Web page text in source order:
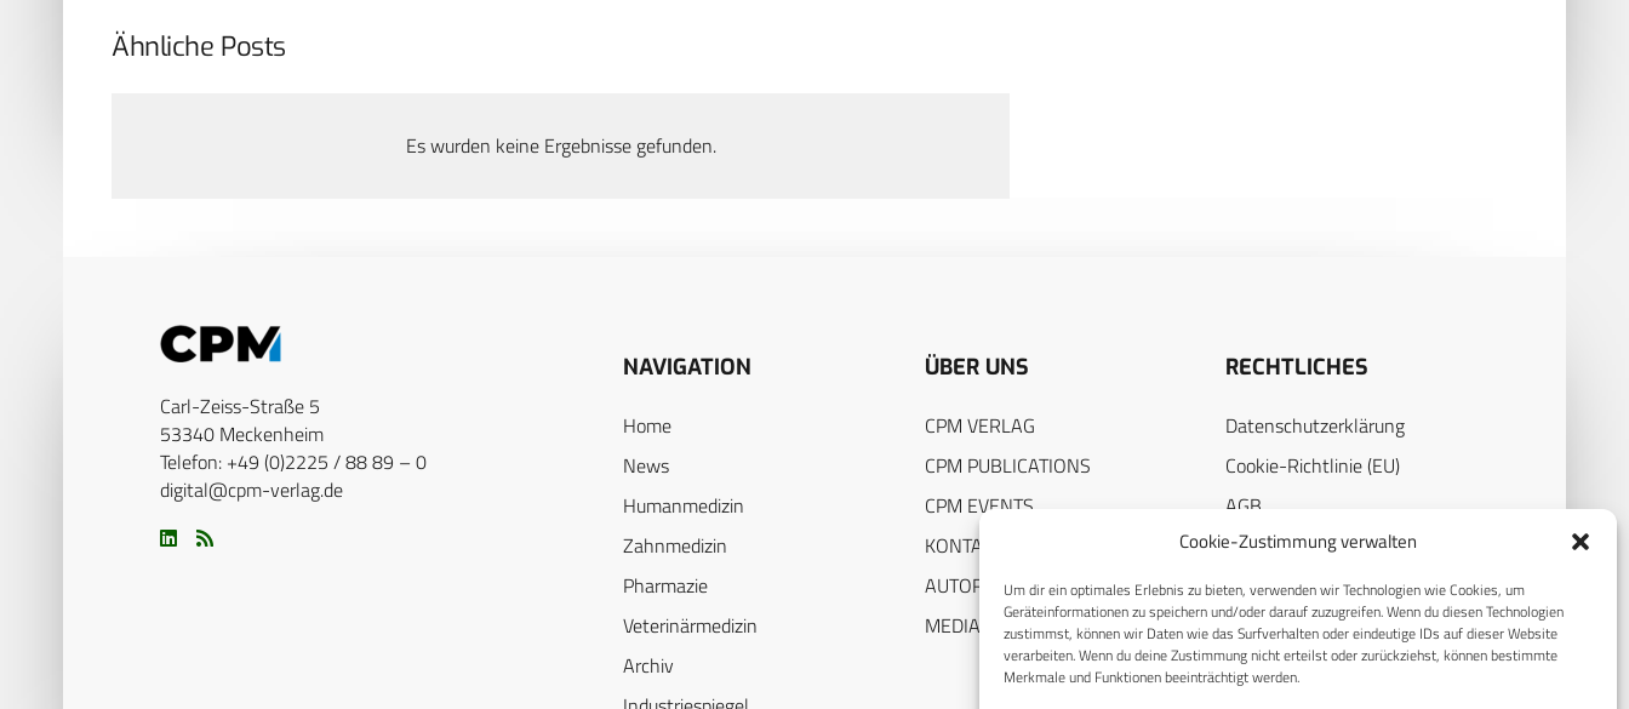
Cookie-Zustimmung verwalten
Um dir ein optimales Erlebnis zu bieten, verwenden wir Technologien wie Cookies, um
Geräteinformationen zu speichern und/oder darauf zuzugreifen. Wenn du diesen Technologien
zustimmst, können wir Daten wie das Surfverhalten oder eindeutige IDs auf dieser Website
verarbeiten. Wenn du deine Zustimmung nicht erteilst oder zurückziehst, können bestimmte
Merkmale und Funktionen beeinträchtigt werden.
Ähnliche Posts
Es wurden keine Ergebnisse gefunden.
Carl-Zeiss-Straße 5
53340 Meckenheim
Telefon: +49 (0)2225 / 88 89 – 0
digital@cpm-verlag.de
NAVIGATION
Home
News
Humanmedizin
Zahnmedizin
Pharmazie
Veterinärmedizin
Archiv
ÜBER UNS
CPM VERLAG
CPM PUBLICATIONS
CPM EVENTS
KONTAKT
AUTORENHINWEISE
MEDIADATEN
RECHTLICHES
Datenschutzerklärung
Cookie-Richtlinie (EU)
AGB
Compliance
Impressum